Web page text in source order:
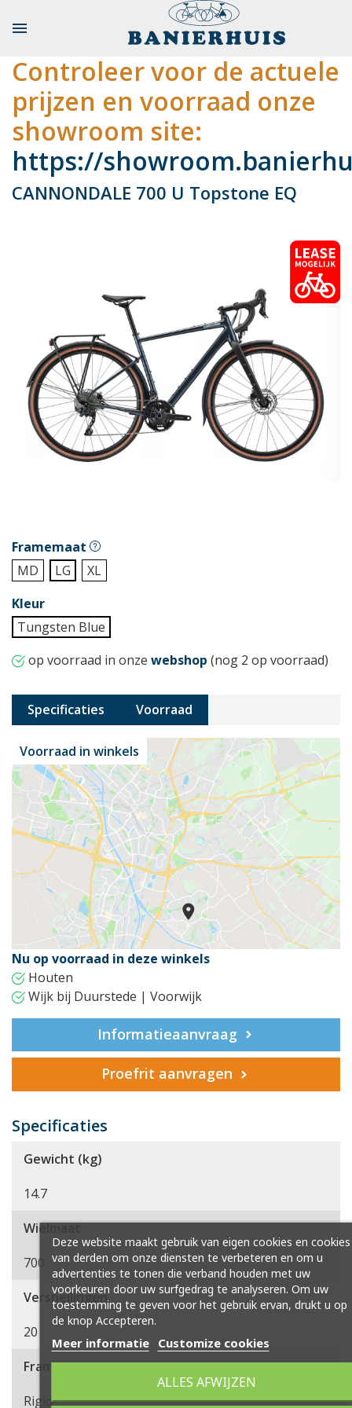

Controleer voor de actuele
prijzen en voorraad onze
showroom site:
https://
CANNONDALE 700 U Topstone EQ
Framemaat
MD
LG
XL
Kleur
Tungsten Blue
op voorraad in onze webshop (nog 2 op voorraad)
Specificaties Voorraad
Voorraad in winkels
Nu op voorraad in deze winkels
Houten
Wijk bij Duurstede | Voorwijk
Informatieaanvraag
Proefrit aanvragen
Specificaties
Gewicht (kg)
14.7
Wielmaat
700
Versnellingen
20
Frametype
Rigid
Deze website maakt gebruik van eigen cookies en cookies
van derden om onze diensten te verbeteren en om u
advertenties te tonen die verband houden met uw
voorkeuren door uw surfgedrag te analyseren. Om uw
toestemming te geven voor het gebruik ervan, drukt u op
de knop Accepteren.
Meer informatie Customize cookies
ALLES AFWIJZEN